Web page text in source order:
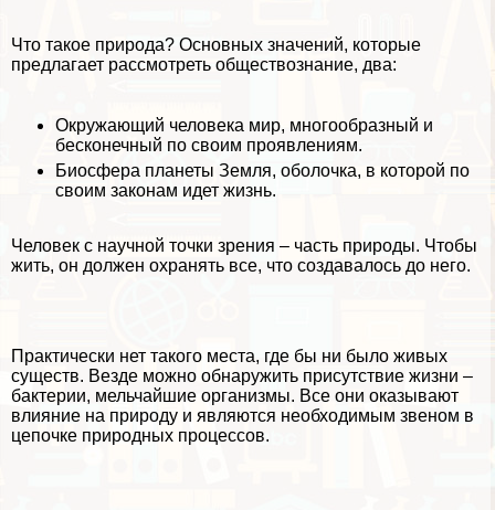
Что такое природа? Основных значений, которые
предлагает рассмотреть обществознание, два:
Окружающий человека мир, многообразный и
бесконечный по своим проявлениям.
Биосфера планеты Земля, оболочка, в которой по
своим законам идет жизнь.
Человек с научной точки зрения – часть природы. Чтобы
жить, он должен охранять все, что создавалось до него.
Пpaктически нет такого места, где бы ни было живых
существ. Везде можно обнаружить присутствие жизни –
бактерии, мельчайшие организмы. Все они оказывают
влияние на природу и являются необходимым звеном в
цепочке природных процессов.